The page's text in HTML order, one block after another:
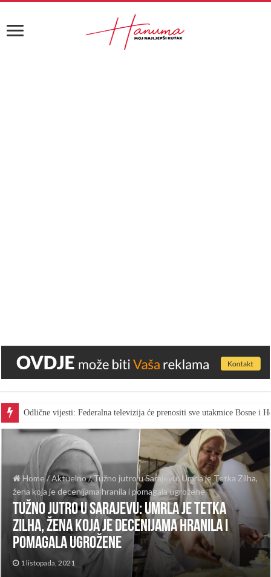
Odlične vijesti: Federalna televizija će prenositi sve utakmice Bosne i
Home/Aktuelno/Tužno jutro u Sarajevu: Umrla je Tetka Zilha,
žena koja je decenijama hranila i pomagala ugrožene
Tužno jutro u Sarajevu: Umrla je Tetka
Zilha, žena koja je decenijama hranila i
pomagala ugrožene
1 listopada, 2021